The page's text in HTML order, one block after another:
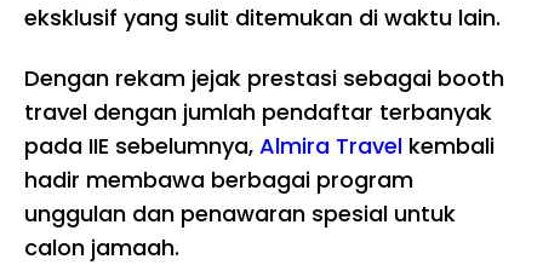
eksklusif yang sulit ditemukan di waktu lain.
Dengan rekam jejak prestasi sebagai booth
travel dengan jumlah pendaftar terbanyak
pada IIE sebelumnya, Almira Travel kembali
hadir membawa berbagai program
unggulan dan penawaran spesial untuk
calon jamaah.